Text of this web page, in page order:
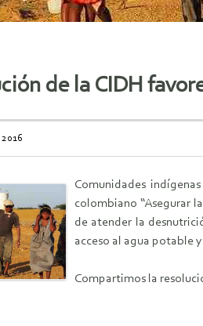
de la CIDH
2016
Comunidades
colombiano “Asegurar
de atender la
acceso al agua potable
Compartimos la